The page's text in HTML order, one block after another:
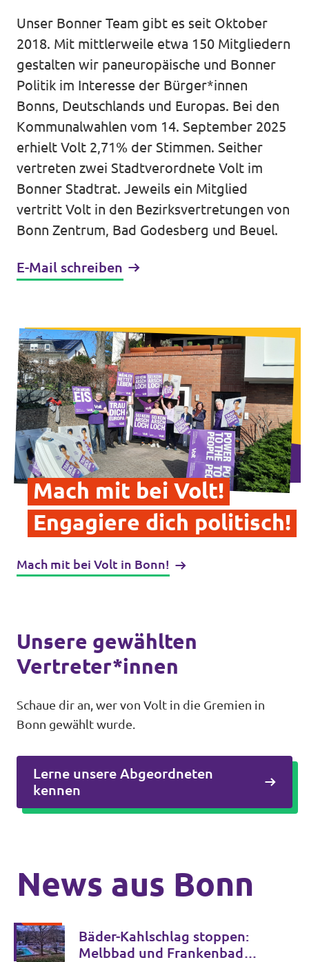
Unsere Events
Kontakt zu Volt Bonn
Deine Spende für Volt
Werde Mitglied von Volt
Intranet von Volt Bonn
Impressum
Datenschutz
Unser Bonner Team gibt es seit Oktober
2018. Mit mittlerweile etwa 150 Mitgliedern
gestalten wir paneuropäische und Bonner
Politik im Interesse der Bürger*innen
Bonns, Deutschlands und Europas. Bei den
Kommunalwahlen vom 14. September 2025
erhielt Volt 2,71% der Stimmen. Seither
vertreten zwei Stadtverordnete Volt im
Bonner Stadtrat. Jeweils ein Mitglied
vertritt Volt in den Bezirksvertretungen von
Bonn Zentrum, Bad Godesberg und Beuel.
E-Mail schreiben
Mach mit bei Volt!
Engagiere dich politisch!
Mach mit bei Volt in Bonn!
Unsere gewählten
Vertreter*innen
Schaue dir an, wer von Volt in die Gremien in
Bonn gewählt wurde.
Lerne unsere Abgeordneten
kennen
News aus Bonn
Bäder-Kahlschlag stoppen:
Melbbad und Frankenbad